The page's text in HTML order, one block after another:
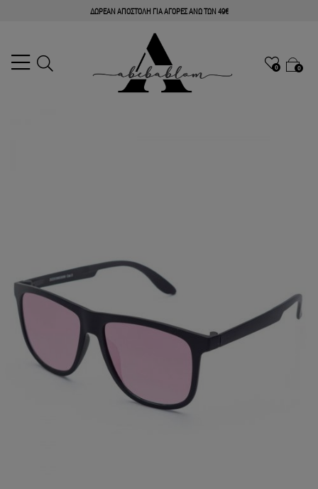
ΔΩΡΕΑΝ ΑΠΟΣΤΟΛΗ ΓΙΑ ΑΓΟΡΕΣ ΑΝΩ ΤΩΝ 49€
0 0